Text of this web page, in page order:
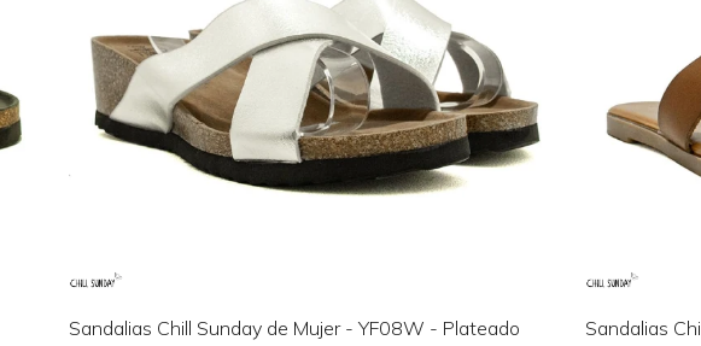
Sandalias Chill Sunday de Mujer - YF08W - Plateado Sandalias